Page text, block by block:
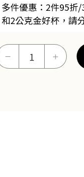
多件優惠：2件95折
和2公克金好杯，請
－ ＋